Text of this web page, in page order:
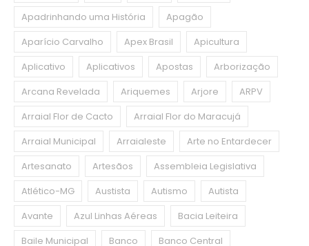
Apadrinhando uma História
Apagão
Aparício Carvalho
Apex Brasil
Apicultura
Aplicativo
Aplicativos Apostas
Arborização
Arcana Revelada
Ariquemes Arjore
ARPV
Arraial Flor de Cacto
Arraial Flor do Maracujá
Arraial Municipal
Arraialeste
Arte no Entardecer
Artesanato
Artesãos
Assembleia Legislativa
Atlético-MG
Austista Autismo
Autista
Avante
Azul Linhas Aéreas
Bacia Leiteira
Baile Municipal
Banco Banco Central